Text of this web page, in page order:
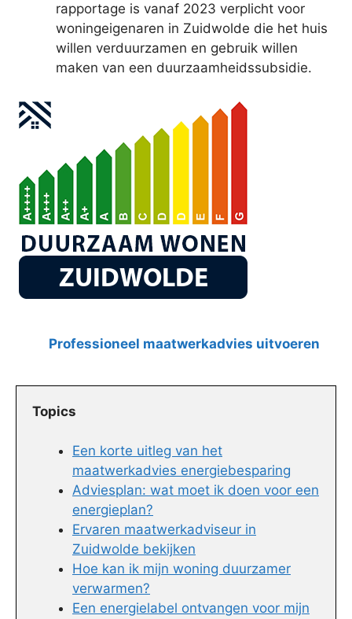
rapportage is vanaf 2023 verplicht voor
woningeigenaren in Zuidwolde die het huis
willen verduurzamen en gebruik willen
maken van een duurzaamheidssubsidie.
Professioneel maatwerkadvies uitvoeren
Topics
Een korte uitleg van het
maatwerkadvies energiebesparing
Adviesplan: wat moet ik doen voor een
energieplan?
Ervaren maatwerkadviseur in
Zuidwolde bekijken
Hoe kan ik mijn woning duurzamer
verwarmen?
Een energielabel ontvangen voor mijn